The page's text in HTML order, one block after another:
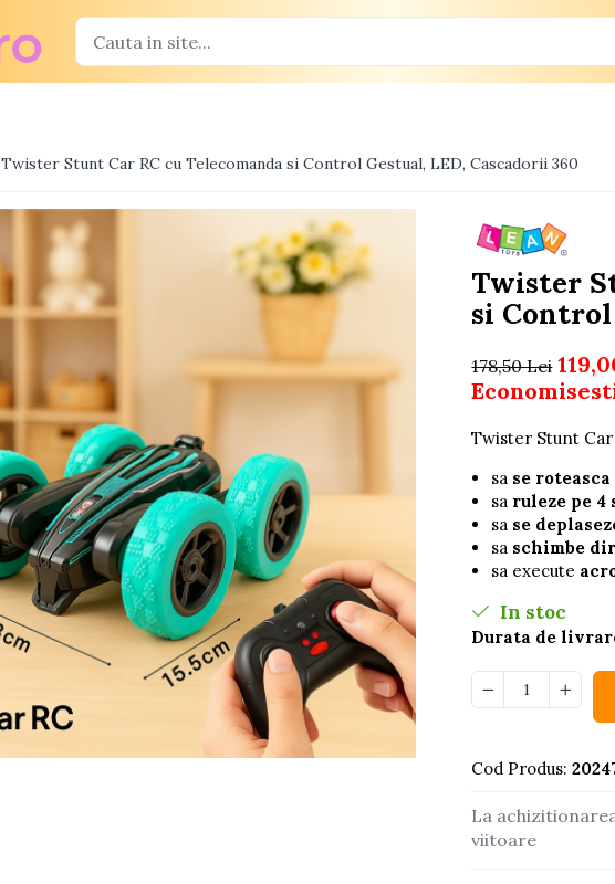
Twister Stunt Car RC cu Telecomanda si Control Gestual, LED, Cascadorii 360
Twister
si Control
178,50 Lei
Twister Stunt
sa se
sa ruleze pe 4
sa se
sa schimbe
sa execute
In stoc
Durata de
Cod Produs:
La
viitoare